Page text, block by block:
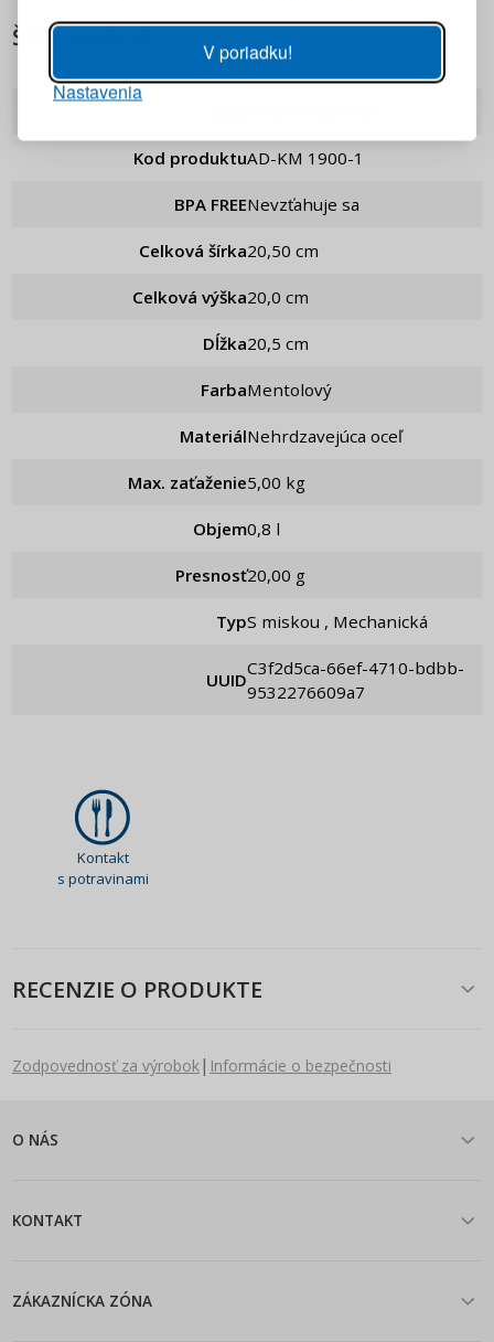
V poriadku!
Nastavenia
ŠPECIFIKÁCIA
Kod produktu AD-KM 1900-1
BPA FREE Nevzťahuje sa
Celková šírka 20,50 cm
Celková výška 20,0 cm
Dĺžka 20,5 cm
Farba Mentolový
Materiál Nehrdzavejúca oceľ
Max. zaťaženie 5,00 kg
Objem 0,8 l
Presnosť 20,00 g
Typ S miskou , Mechanická
UUID
c3f2d5ca-66ef-4710-bdbb-
9532276609a7
Kontakt
s potravinami
RECENZIE O PRODUKTE
Zodpovednosť za výrobok| Informácie o bezpečnosti
O NÁS
KONTAKT
ZÁKAZNÍCKA ZÓNA
PRIHLÁSIŤ SA
Pripomenutie hesla